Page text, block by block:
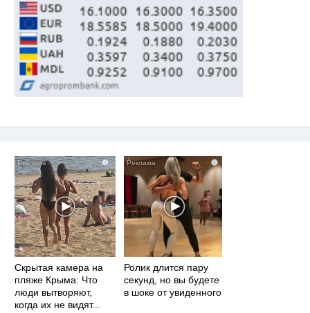
i
Скрытая камера на
пляже Крыма: Что
люди вытворяют,
когда их не видят...
i
Ролик длится пару
секунд, но вы будете
в шоке от увиденного